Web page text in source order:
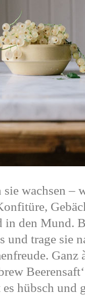
wachsen –
in den Mund.
und trage sie
Ganz
hübsch und